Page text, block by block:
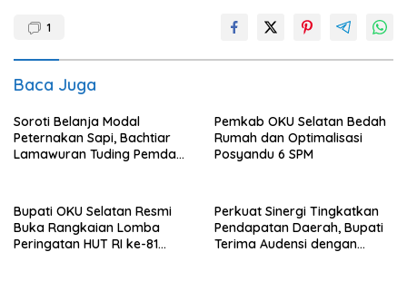
1
Baca Juga
Soroti Belanja Modal
Peternakan Sapi, Bachtiar
Lamawuran Tuding Pemda
Pemkab OKU Selatan Bedah
Rumah dan Optimalisasi
Posyandu 6 SPM
Bupati OKU Selatan Resmi
Buka Rangkaian Lomba
Peringatan HUT RI ke-81
Perkuat Sinergi Tingkatkan
Pendapatan Daerah, Bupati
Terima Audensi dengan